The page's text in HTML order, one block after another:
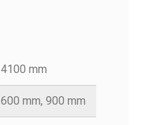
4100 mm
600 mm, 900 mm